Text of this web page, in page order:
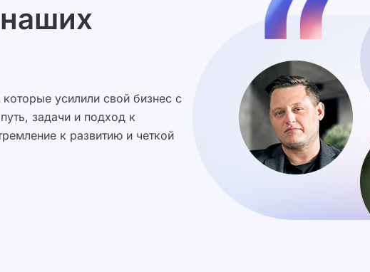
усилили свой бизнес с
задачи и подход к
к развитию и четкой